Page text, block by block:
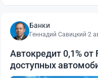
Банки
Геннадий Савицкий·2
Автокредит 0,1%
доступных